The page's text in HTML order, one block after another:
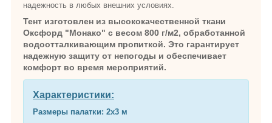
надежность в любых внешних условиях.
Тент изготовлен из высококачественной ткани
Оксфорд "Монако" с весом 800 г/м2, обработанной
водоотталкивающим пропиткой. Это гарантирует
надежную защиту от непогоды и обеспечивает
комфорт во время мероприятий.
Характеристики:
Размеры палатки: 2х3 м